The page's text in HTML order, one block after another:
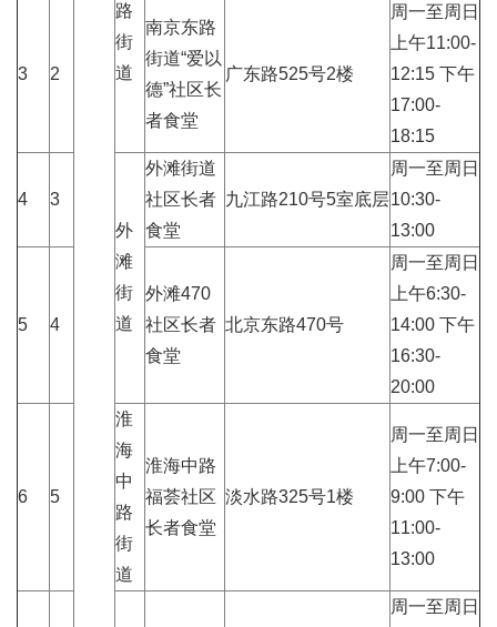
路
街
道
3 2
南京东路
街道“爱以
德”社区长
者食堂
广东路525号2楼
周一至周日
上午11:00-
12:15 下午
17:00-
18:15
4
3
外
滩
街
道
外滩街道
社区长者
食堂
九江路210号5室底层
周一至周日
10:30-
13:00
5 4
外滩470
社区长者
食堂
北京东路470号
周一至周日
上午6:30-
14:00 下午
16:30-
20:00
6 5
淮
海
中
路
街
道
淮海中路
福荟社区
长者食堂
淡水路325号1楼
周一至周日
上午7:00-
9:00 下午
11:00-
13:00
周一至周日